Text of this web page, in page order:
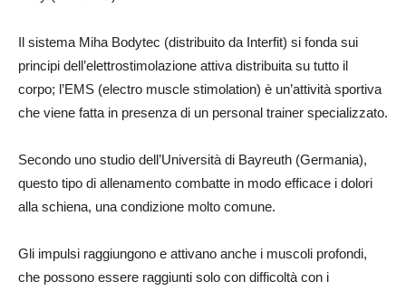
Il sistema Miha Bodytec (distribuito da Interfit) si fonda sui
principi dell’elettrostimolazione attiva distribuita su tutto il
corpo; l’EMS (electro muscle stimolation) è un’attività sportiva
che viene fatta in presenza di un personal trainer specializzato.
Secondo uno studio dell’Università di Bayreuth (Germania),
questo tipo di allenamento combatte in modo efficace i dolori
alla schiena, una condizione molto comune.
Gli impulsi raggiungono e attivano anche i muscoli profondi,
che possono essere raggiunti solo con difficoltà con i